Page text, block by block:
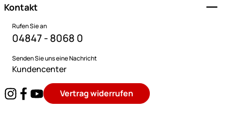
Kontakt
Rufen Sie an
04847 - 8068 0
Senden Sie uns eine Nachricht
Kundencenter
Vertrag widerrufen